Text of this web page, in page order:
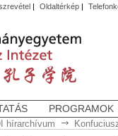
| Oldaltérkép|
PROGRAMOK
hírarchívum